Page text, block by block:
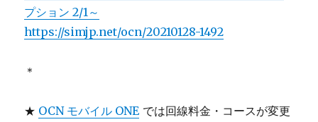
プション 2/1～
https://simjp.net/ocn/20210128-1492
＊
★ OCN モバイル ONE では回線料金・コースが変更